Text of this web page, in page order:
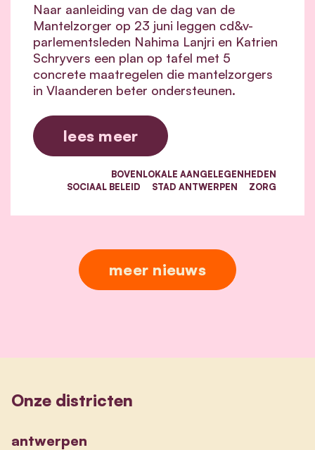
Naar aanleiding van de dag van de
Mantelzorger op 23 juni leggen cd&v-
parlementsleden Nahima Lanjri en Katrien
Schryvers een plan op tafel met 5
concrete maatregelen die mantelzorgers
in Vlaanderen beter ondersteunen.
lees meer
BOVENLOKALE AANGELEGENHEDEN
SOCIAAL BELEID
STAD ANTWERPEN ZORG
meer nieuws
Onze districten
antwerpen